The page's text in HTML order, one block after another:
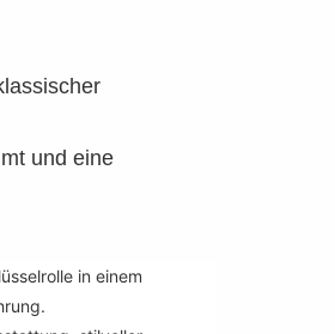
und eine
in einem